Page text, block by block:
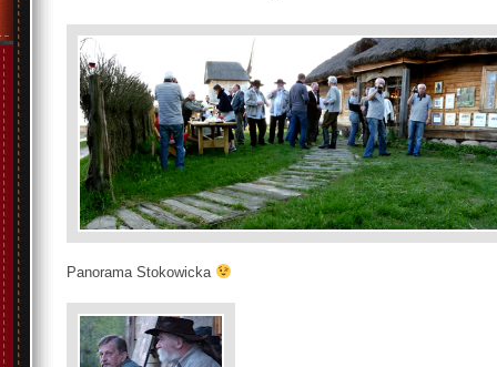
Panorama Stokowicka